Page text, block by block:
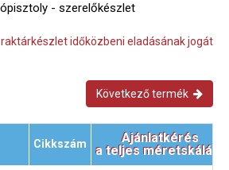
- szerelőkészlet
időközbeni eladásának jogát
Következő termék
Cikkszám
Ajánlatkérés
a teljes méretskálára